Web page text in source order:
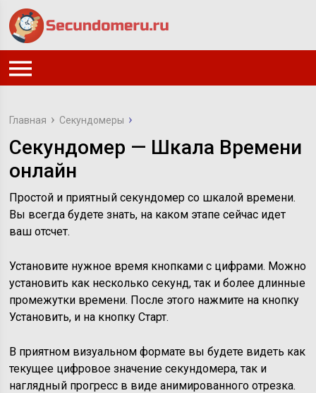
Главная Секундомеры
Секундомер — Шкала Времени
онлайн
Простой и приятный секундомер со шкалой времени.
Вы всегда будете знать, на каком этапе сейчас идет
ваш отсчет.
Установите нужное время кнопками с цифрами. Можно
установить как несколько секунд, так и более длинные
промежутки времени. После этого нажмите на кнопку
Установить, и на кнопку Старт.
В приятном визуальном формате вы будете видеть как
текущее цифровое значение секундомера, так и
наглядный прогресс в виде анимированного отрезка.